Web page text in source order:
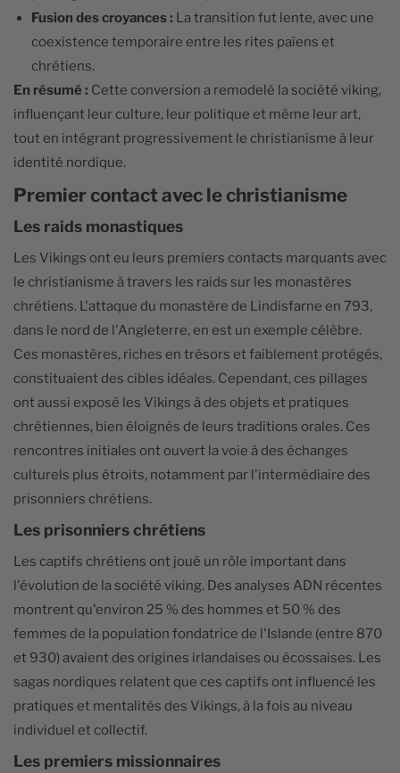
Fusion des croyances : La transition fut lente, avec une
coexistence temporaire entre les rites païens et
chrétiens.
En résumé : Cette conversion a remodelé la société viking,
influençant leur culture, leur politique et même leur art,
tout en intégrant progressivement le christianisme à leur
identité nordique.
Premier contact avec le christianisme
Les raids monastiques
Les Vikings ont eu leurs premiers contacts marquants avec
le christianisme à travers les raids sur les monastères
chrétiens. L'attaque du monastère de Lindisfarne en 793,
dans le nord de l'Angleterre, en est un exemple célèbre.
Ces monastères, riches en trésors et faiblement protégés,
constituaient des cibles idéales. Cependant, ces pillages
ont aussi exposé les Vikings à des objets et pratiques
chrétiennes, bien éloignés de leurs traditions orales. Ces
rencontres initiales ont ouvert la voie à des échanges
culturels plus étroits, notamment par l'intermédiaire des
prisonniers chrétiens.
Les prisonniers chrétiens
Les captifs chrétiens ont joué un rôle important dans
l'évolution de la société viking. Des analyses ADN récentes
montrent qu'environ 25 % des hommes et 50 % des
femmes de la population fondatrice de l'Islande (entre 870
et 930) avaient des origines irlandaises ou écossaises. Les
sagas nordiques relatent que ces captifs ont influencé les
pratiques et mentalités des Vikings, à la fois au niveau
individuel et collectif.
Les premiers missionnaires